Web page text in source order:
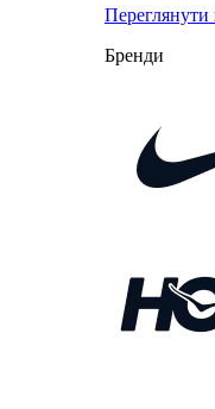
Переглянути
Бренди